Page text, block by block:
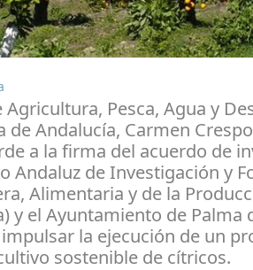
Agricultura, Pesca, Agua y
de Andalucía, Carmen
a la firma del acuerdo de
Andaluz de Investigación y
Alimentaria y de la
y el Ayuntamiento de Palma
la ejecución de un
sostenible de cítricos.